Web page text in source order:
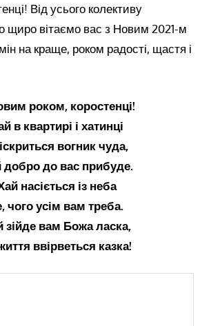
Від усього колективу
щиро вітаємо вас з Новим 2021-м
на краще, роком радості, щастя і
роком, коростенці!
в квартирі і хатинці
вогник чуда,
добро до вас прибуде.
насіється із неба
чого усім вам треба.
зійде вам Божа ласка,
ввірветься казка!